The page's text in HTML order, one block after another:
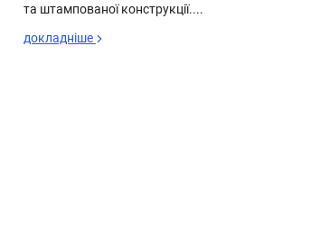
та штампованої конструкції....
докладніше